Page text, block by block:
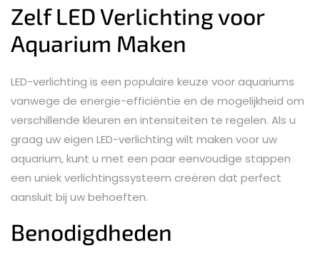
Zelf LED Verlichting voor
Aquarium Maken
LED-verlichting is een populaire keuze voor aquariums
vanwege de energie-efficiëntie en de mogelijkheid om
verschillende kleuren en intensiteiten te regelen. Als u
graag uw eigen LED-verlichting wilt maken voor uw
aquarium, kunt u met een paar eenvoudige stappen
een uniek verlichtingssysteem creëren dat perfect
aansluit bij uw behoeften.
Benodigdheden